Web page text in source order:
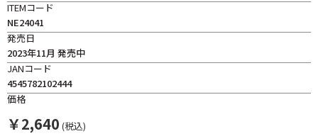
ITEMコード
NE24041
発売日
2023年11月 発売中
JANコード
4545782102444
価格
￥2,640 (税込)